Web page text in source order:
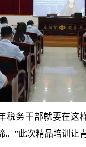
税务干部就要在这
”此次精品培训让